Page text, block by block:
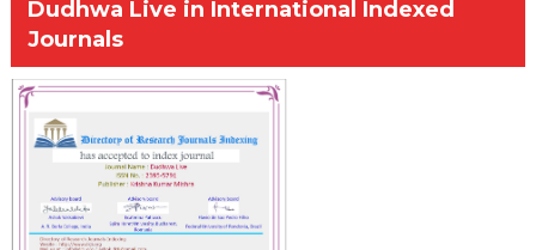
Dudhwa Live in International Indexed
Journals